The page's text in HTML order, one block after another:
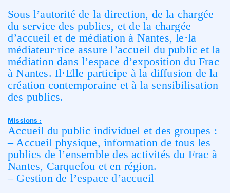
Sous l’autorité de la direction, de la chargée
du service des publics, et de la chargée
d’accueil et de médiation à Nantes, le·la
médiateur·rice assure l’accueil du public et la
médiation dans l’espace d’exposition du Frac
à Nantes. Il·Elle participe à la diffusion de la
création contemporaine et à la sensibilisation
des publics.
Missions :
Accueil du public individuel et des groupes :
– Accueil physique, information de tous les
publics de l’ensemble des activités du Frac à
Nantes, Carquefou et en région.
– Gestion de l’espace d’accueil